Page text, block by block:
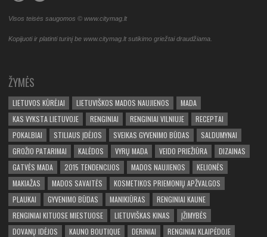
Visos teisės saugomos © www.citymag.lt
Kopijuoti ir platinti turinį be www.citymag.lt sutikimo griežtai draudžiama.
ŽYMĖS
LIETUVOS KŪRĖJAI LIETUVIŠKOS MADOS NAUJIENOS
MADA
KAS VYKSTA LIETUVOJE
RENGINIAI RENGINIAI VILNIUJE
RECEPTAI
POKALBIAI
STILIAUS ĮDĖJOS SVEIKAS GYVENIMO BŪDAS
SALDUMYNAI
GROŽIO PATARIMAI
KALĖDOS VYRŲ MADA VEIDO PRIEŽIŪRA
DIZAINAS
GATVĖS MADA
2015 TENDENCIJOS MADOS NAUJIENOS
KELIONĖS
MAKIAŽAS
MADOS SAVAITĖS
KOSMETIKOS PRIEMONIŲ APŽVALGOS
PLAUKAI
GYVENIMO BŪDAS MANIKIŪRAS
RENGINIAI KAUNE
RENGINIAI KITUOSE MIESTUOSE
LIETUVIŠKAS KINAS
ĮŽIMYBĖS
DOVANŲ IDĖJOS
KAUNO BOUTIQUE DERINIAI RENGINIAI KLAIPĖDOJE